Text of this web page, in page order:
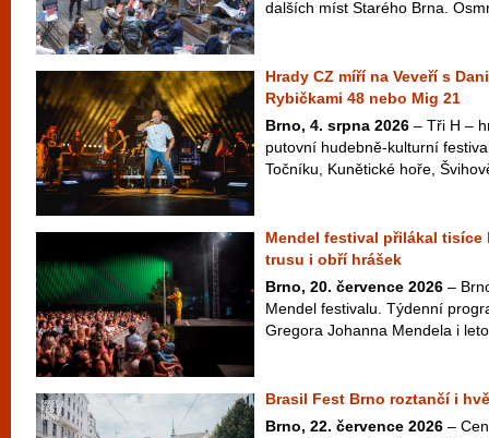
dalších míst Starého Brna.
Hrady CZ míří na Veveří s
Rybičkami 48 nebo Mig 21
Brno, 4. srpna 2026 – Tři H –
putovní hudebně-kulturní
Točníku, Kunětické hoře,
Mendel festival přilákal tisíce
trusu i obří hrášek
Brno, 20. července 2026 –
Mendel festivalu. Týdenní
Gregora Johanna Mendela i
Brasil Fest Brno roztančí i
Brno, 22. července 2026 –